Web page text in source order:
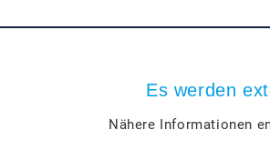
Es werden
Nähere Informationen